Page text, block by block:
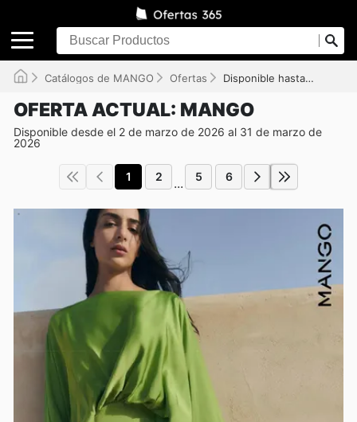
Catálogos de MANGO Ofertas Disponible hasta el 31/03/2026
OFERTA ACTUAL: MANGO
Disponible desde el 2 de marzo de 2026 al 31 de marzo de
2026
1 2 ... 5 6